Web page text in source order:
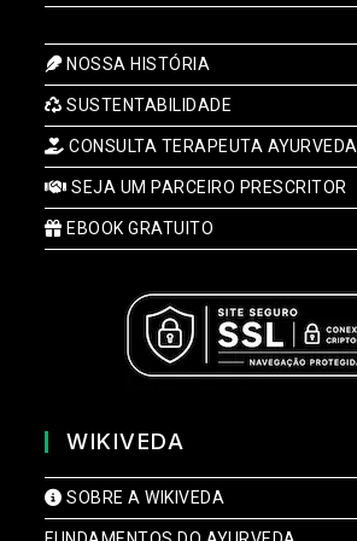
NOSSA HISTÓRIA
SUSTENTABILIDADE
CONSULTA TERAPEUTA AYURVEDA
SEJA UM PARCEIRO PRESCRITOR
EBOOK GRATUITO
WIKIVEDA
SOBRE A WIKIVEDA